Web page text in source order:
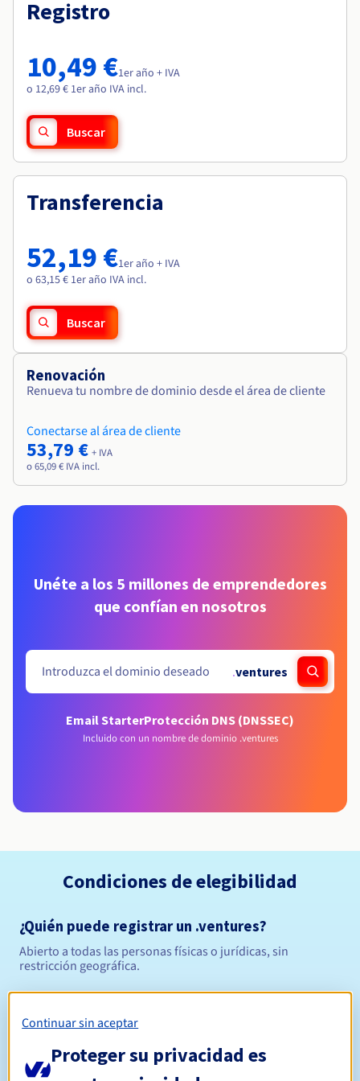
Precios
Roadmap & Changelog
Observabilidad
Roadmap y Changelog
Roadmap & Changelog
Roadmap & Changelog
Roadmap & Changelog
Registro
10,49 €1er año + IVA
o 12,69 € 1er año IVA incl.
Buscar
Transferencia
52,19 €1er año + IVA
o 63,15 € 1er año IVA incl.
Buscar
Renovación
Renueva tu nombre de dominio desde el área de cliente
Conectarse al área de cliente
53,79 € + IVA
o 65,09 € IVA incl.
Unéte a los 5 millones de emprendedores
que confían en nosotros
.ventures
Email StarterProtección DNS (DNSSEC)
Incluido con un nombre de dominio .ventures
Condiciones de elegibilidad
¿Quién puede registrar un .ventures?
Abierto a todas las personas físicas o jurídicas, sin
restricción geográfica.
Continuar sin aceptar
Proteger su privacidad es